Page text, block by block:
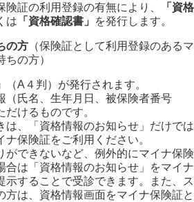
証の利用登録の有無により、
「資格
は 「資格確認書」 を発行します。
の方 （保険証として利用登録のあるマ
の方）
（A４判）が発行されます。
（氏名、生年月日、被保険者番号
けるものです。
は、「資格情報のお知らせ」だけでは
保険証をご利用ください。
ができないなど、例外的にマイナ保険
合は「資格情報のお知らせ」をマイナ
示することで受診できます。また、ス
方は、資格情報画面をマイナ保険証と